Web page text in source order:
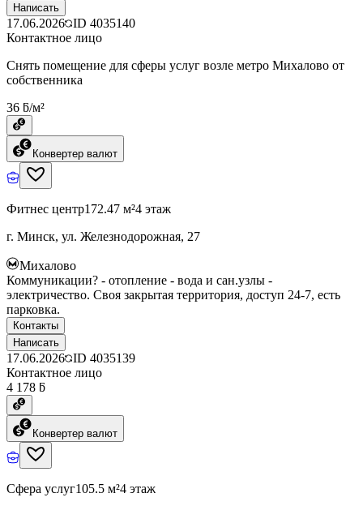
Написать
17.06.2026 ID 4035140
Контактное лицо
Снять помещение для сферы услуг возле метро Михалово от
собственника
36 ƃ/м²
Конвертер валют
Фитнес центр172.47 м²4 этаж
г. Минск, ул. Железнодорожная, 27
Михалово
Коммуникации? - отопление - вода и сан.узлы -
электричество. Своя закрытая территория, доступ 24-7, есть
парковка.
Контакты
Написать
17.06.2026 ID 4035139
Контактное лицо
4 178 ƃ
Конвертер валют
Сфера услуг105.5 м²4 этаж